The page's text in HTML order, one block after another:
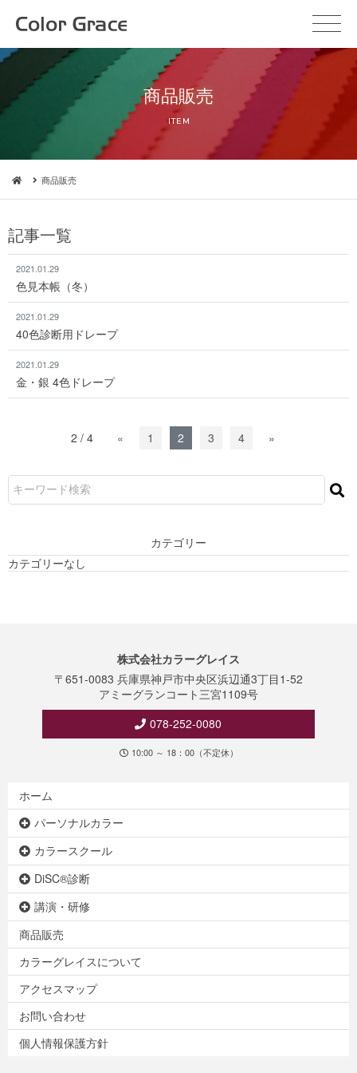
商品販売
ITEM
商品販売
記事一覧
2021.01.29
色見本帳（冬）
2021.01.29
40色診断用ドレープ
2021.01.29
金・銀 4色ドレープ
2 / 4 « 1 2 3 4 »
カテゴリー
カテゴリーなし
株式会社カラーグレイス
〒651-0083 兵庫県神戸市中央区浜辺通3丁目1-52
アミーグランコート三宮1109号
078-252-0080
10:00 ～ 18：00（不定休）
ホーム
パーソナルカラー
カラースクール
DiSC®診断
講演・研修
商品販売
カラーグレイスについて
アクセスマップ
お問い合わせ
個人情報保護方針